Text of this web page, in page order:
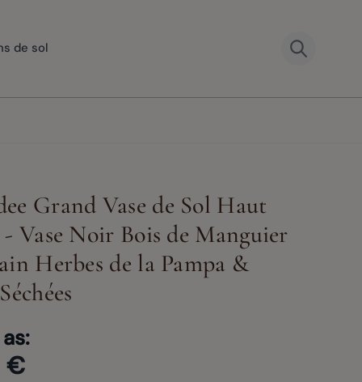
de sol
image
View larger image
View larger imageView larger image
Grand Vase de Sol Haut
- Vase Noir Bois de Manguier
Herbes de la Pampa &
€